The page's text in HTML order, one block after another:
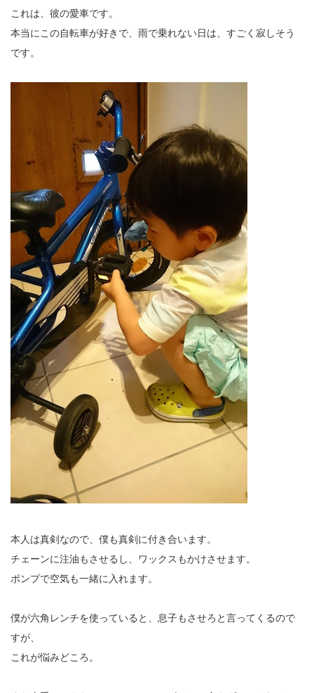
これは、彼の愛車です。
本当にこの自転車が好きで、雨で乗れない日は、すごく寂しそう
です。
本人は真剣なので、僕も真剣に付き合います。
チェーンに注油もさせるし、ワックスもかけさせます。
ポンプで空気も一緒に入れます。
僕が六角レンチを使っていると、息子もさせろと言ってくるので
すが、
これが悩みどころ。